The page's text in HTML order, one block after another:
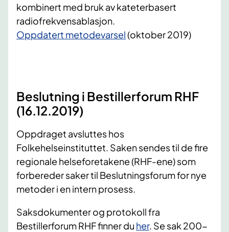
kombinert med bruk av kateterbasert
radiofrekvensablasjon.
Oppdatert metodevarsel(oktober 2019)
Beslutning i Bestillerforum RHF
(16.12.2019)
Oppdraget avsluttes hos
Folkehelseinstituttet. Saken sendes til de fire
regionale helseforetakene (RHF-ene) som
forbereder saker til Beslutningsforum for nye
metoder i en intern prosess.
Saksdokumenter og protokoll fra
Bestillerforum RHF finner du her. Se sak 200-